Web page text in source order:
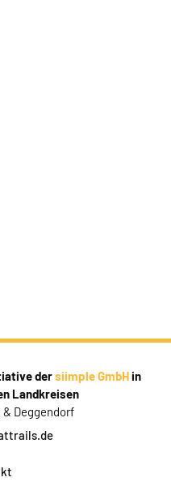
dersiimple GmbHin
Landkreisen
Deggendorf